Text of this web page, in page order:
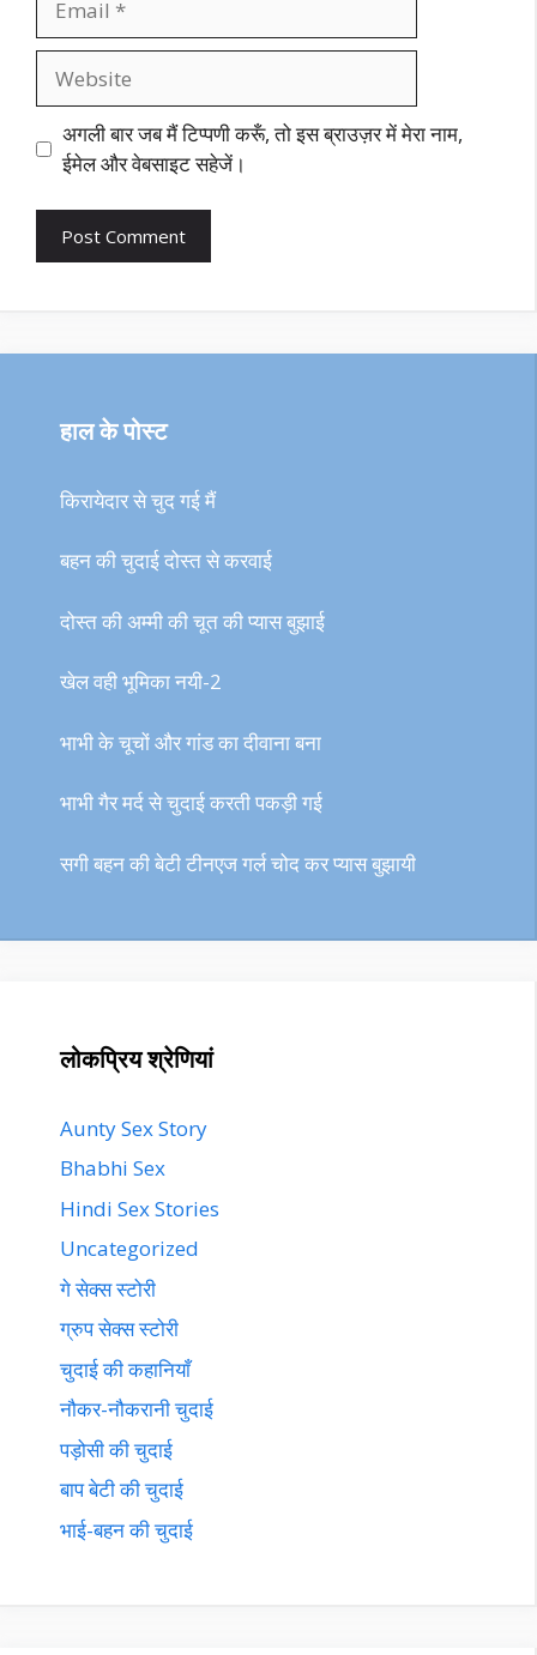
अगली बार जब मैं टिप्पणी करूँ, तो इस ब्राउज़र में मेरा नाम,
ईमेल और वेबसाइट सहेजें।
हाल के पोस्ट
किरायेदार से चुद गई मैं
बहन की चुदाई दोस्त से करवाई
दोस्त की अम्मी की चूत की प्यास बुझाई
खेल वही भूमिका नयी-2
भाभी के चूचों और गांड का दीवाना बना
भाभी गैर मर्द से चुदाई करती पकड़ी गई
सगी बहन की बेटी टीनएज गर्ल चोद कर प्यास बुझायी
लोकप्रिय श्रेणियां
Aunty Sex Story
Bhabhi Sex
Hindi Sex Stories
Uncategorized
गे सेक्स स्टोरी
ग्रुप सेक्स स्टोरी
चुदाई की कहानियाँ
नौकर-नौकरानी चुदाई
पड़ोसी की चुदाई
बाप बेटी की चुदाई
भाई-बहन की चुदाई